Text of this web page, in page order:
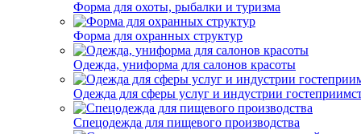
Форма для охоты, рыбалки и туризма
Форма для охранных структур
Одежда, униформа для салонов красоты
Одежда для сферы услуг и индустрии
Спецодежда для пищевого производства